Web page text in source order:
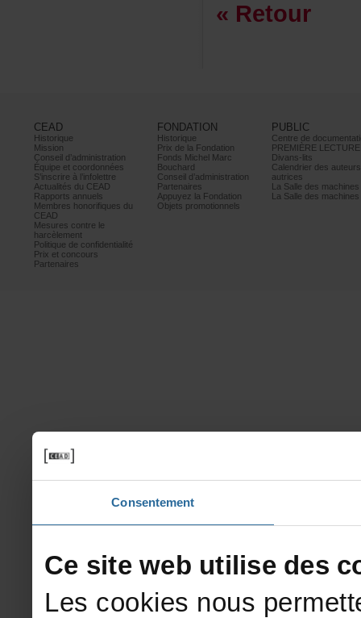
Consentement
«Retour
CEAD
Historique
Mission
Conseild’administration
Équipeetcoordonnées
S’inscrireàl’infolettre
ActualitésduCEAD
Rapportsannuels
Membreshonorifiquesdu
CEAD
Mesurescontrele
harcèlement
Politiquedeconfidentialité
Prixetconcours
Partenaires
FONDATION
Historique
PrixdelaFondation
FondsMichelMarc
Bouchard
Conseild’administration
Partenaires
AppuyezlaFondation
Objetspromotionnels
PUBLIC
PREMIÈRELECTURE
Divans-lits
autrices